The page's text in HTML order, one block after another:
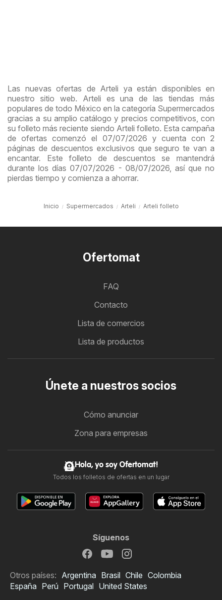
Las nuevas ofertas de Arteli ya están disponibles en
nuestro sitio web. Arteli es una de las tiendas más
populares de todo México en la categoría Supermercados
gracias a su amplio catálogo y precios competitivos, con
su folleto más reciente siendo Arteli folleto. Esta campaña
de ofertas comenzó el 07/07/2026 y cuenta con 2
páginas de descuentos exclusivos que seguro te van a
encantar. Este folleto de descuentos se mantendrá
durante los días 07/07/2026 - 08/07/2026, así que no
pierdas tiempo y comienza a ahorrar.
Inicio Supermercados Arteli Arteli folleto
Ofertomat
FAQ
Contacto
Lista de comercios
Lista de productos
Únete a nuestros socios
Cómo anunciar
Zona para empresas
Hola, yo soy Ofertomat!
Todos los folletos de ofertas en un lugar
Síguenos
Otros países: Argentina Brasil Chile Colombia
España Perú Portugal United States